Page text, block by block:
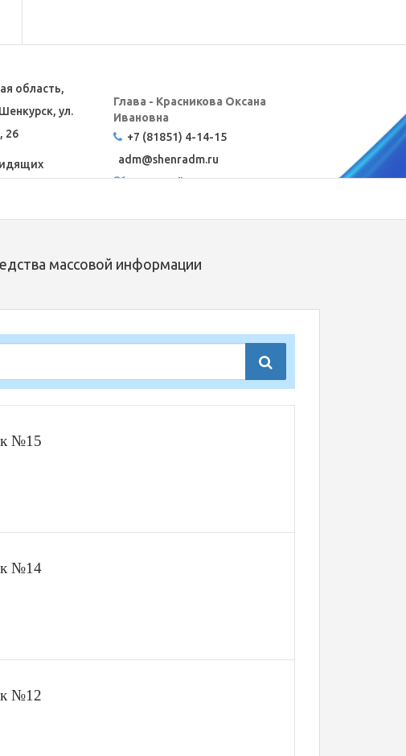
область,
ул.
26
Глава - Красникова Оксана
Ивановна
+7 (81851) 4-14-15
adm@shenradm.ru
Карта сайта
массовой информации
№15
№14
№12